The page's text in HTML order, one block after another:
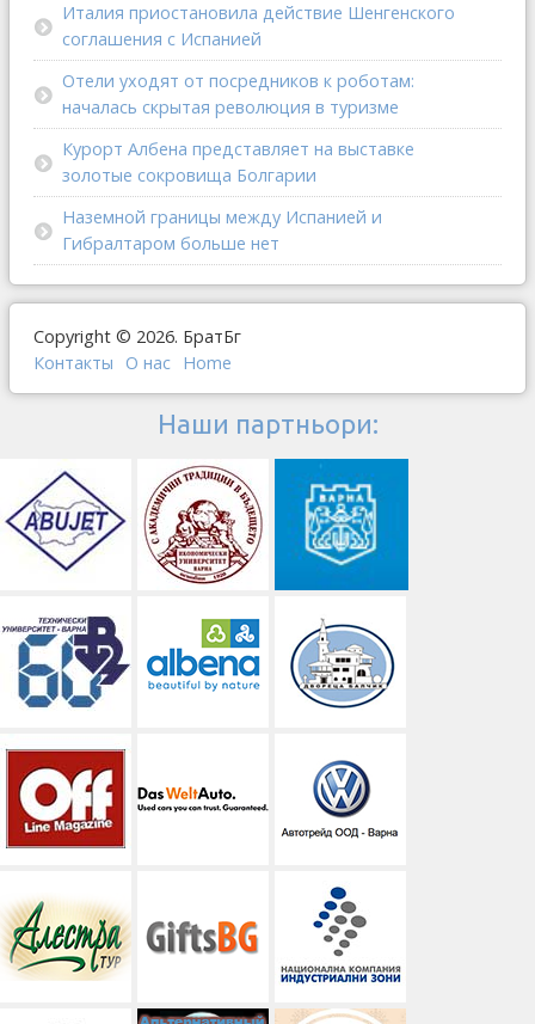
Италия приостановила действие Шенгенского
соглашения с Испанией
Отели уходят от посредников к роботам:
началась скрытая революция в туризме
Курорт Албена представляет на выставке
золотые сокровища Болгарии
Наземной границы между Испанией и
Гибралтаром больше нет
Copyright © 2026. БратБг
Контакты
О наc Home
Наши партньори: